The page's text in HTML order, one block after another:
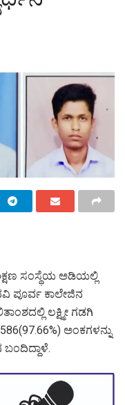
ಸಂಸ್ಥೆಯ ಅಡಿಯಲ್ಲಿ
ಪೂರ್ವ ಕಾಲೇಜಿನ
ಲಕ್ಷ್ಮೀ ಗಡಗಿ
ಅಂಕಗಳನ್ನು